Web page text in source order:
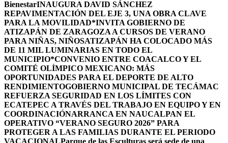
BienestarINAUGURA DAVID SÁNCHEZ
REPAVIMENTACIÓN DEL EJE 3, UNA OBRA CLAVE
PARA LA MOVILIDAD*INVITA GOBIERNO DE
ATIZAPÁN DE ZARAGOZA A CURSOS DE VERANO
PARA NIÑAS, NIÑOSATIZAPÁN HA COLOCADO MÁS
DE 11 MIL LUMINARIAS EN TODO EL
MUNICIPIO*CONVENIO ENTRE COACALCO Y EL
COMITÉ OLÍMPICO MEXICANO: MÁS
OPORTUNIDADES PARA EL DEPORTE DE ALTO
RENDIMIENTOGOBIERNO MUNICIPAL DE TECÁMAC
REFUERZA SEGURIDAD EN LOS LÍMITES CON
ECATEPEC A TRAVÉS DEL TRABAJO EN EQUIPO Y EN
COORDINACIÓNARRANCA EN NAUCALPAN EL
OPERATIVO “VERANO SEGURO 2026” PARA
PROTEGER A LAS FAMILIAS DURANTE EL PERIODO
VACACIONALParque de las Esculturas será sede de una